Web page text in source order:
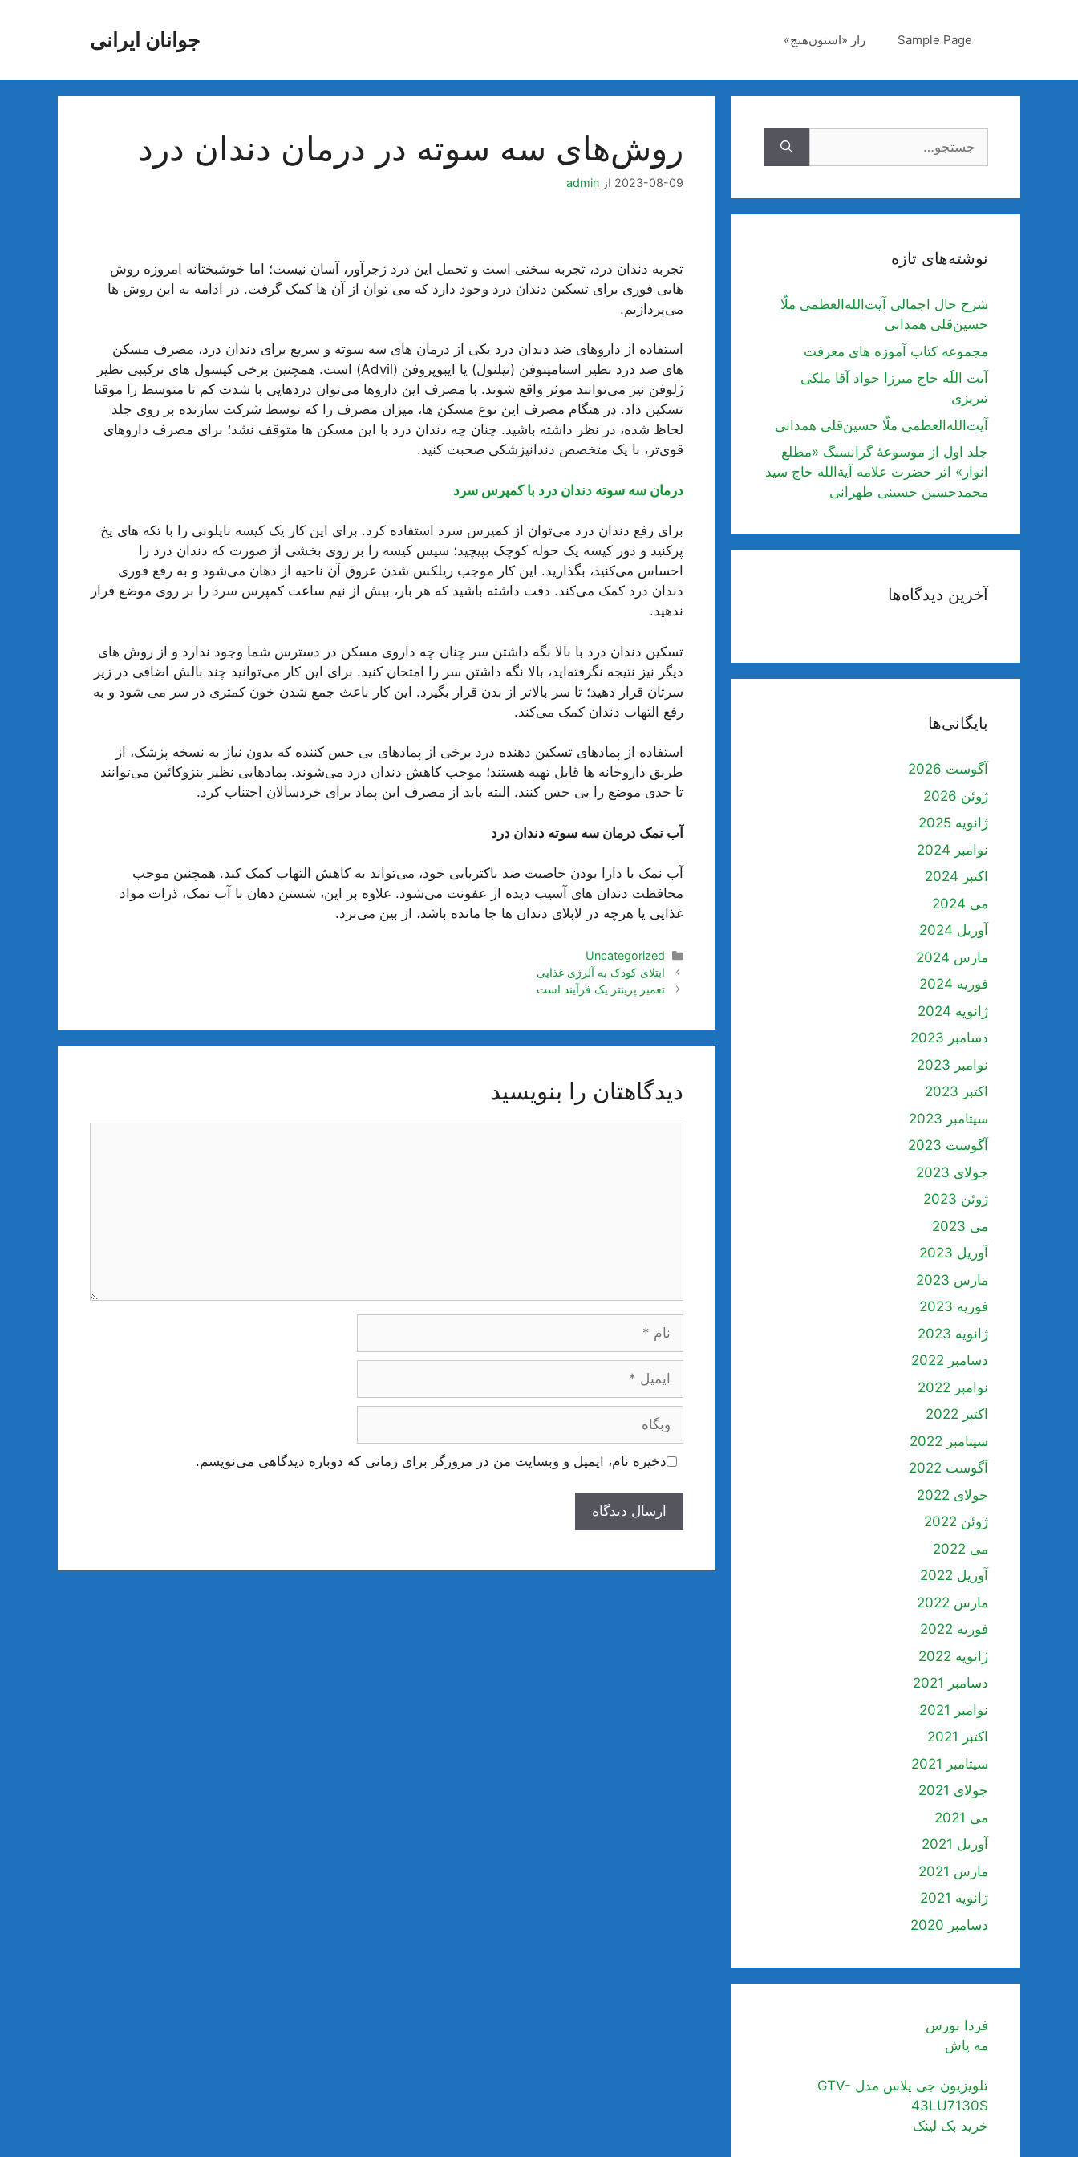
جوانان ایرانی Sample Page راز «استون‌هنج»
روش‌های سه سوته در درمان دندان درد
2023-08-09 از admin
تجربه دندان درد، تجربه سختی است و تحمل این درد زجرآور، آسان نیست؛ اما خوشبختانه امروزه روش
هایی فوری برای تسکین دندان درد وجود دارد که می توان از آن ها کمک گرفت. در ادامه به این روش ها
می‌پردازیم.
استفاده از داروهای ضد دندان درد یکی از درمان های سه سوته و سریع برای دندان درد، مصرف مسکن
های ضد درد نظیر استامینوفن (تیلنول) یا ایبوپروفن (Advil) است. همچنین برخی کپسول های ترکیبی نظیر
ژلوفن نیز می‌توانند موثر واقع شوند. با مصرف این داروها می‌توان دردهایی با شدت کم تا متوسط را موقتا
تسکین داد. در هنگام مصرف این نوع مسکن ها، میزان مصرف را که توسط شرکت سازنده بر روی جلد
لحاظ شده، در نظر داشته باشید. چنان چه دندان درد با این مسکن ها متوقف نشد؛ برای مصرف داروهای
قوی‌تر، با یک متخصص دندانپزشکی صحبت کنید.
درمان سه سوته دندان درد با کمپرس سرد
برای رفع دندان درد می‌توان از کمپرس سرد استفاده کرد. برای این کار یک کیسه نایلونی را با تکه های یخ
پرکنید و دور کیسه یک حوله کوچک بپیچید؛ سپس کیسه را بر روی بخشی از صورت که دندان درد را
احساس می‌کنید، بگذارید. این کار موجب ریلکس شدن عروق آن ناحیه از دهان می‌شود و به رفع فوری
دندان درد کمک می‌کند. دقت داشته باشید که هر بار، بیش از نیم ساعت کمپرس سرد را بر روی موضع قرار
ندهید.
تسکین دندان درد با بالا نگه داشتن سر چنان چه داروی مسکن در دسترس شما وجود ندارد و از روش های
دیگر نیز نتیجه نگرفته‌اید، بالا نگه داشتن سر را امتحان کنید. برای این کار می‌توانید چند بالش اضافی در زیر
سرتان قرار دهید؛ تا سر بالاتر از بدن قرار بگیرد. این کار باعث جمع شدن خون کمتری در سر می شود و به
رفع التهاب دندان کمک می‌کند.
استفاده از پمادهای تسکین دهنده درد برخی از پمادهای بی حس کننده که بدون نیاز به نسخه پزشک، از
طریق داروخانه ها قابل تهیه هستند؛ موجب کاهش دندان درد می‌شوند. پمادهایی نظیر بنزوکائین می‌توانند
تا حدی موضع را بی حس کنند. البته باید از مصرف این پماد برای خردسالان اجتناب کرد.
آب نمک درمان سه سوته دندان درد
آب نمک با دارا بودن خاصیت ضد باکتریایی خود، می‌تواند به کاهش التهاب کمک کند. همچنین موجب
محافظت دندان های آسیب دیده از عفونت می‌شود. علاوه بر این، شستن دهان با آب نمک، ذرات مواد
غذایی یا هرچه در لابلای دندان ها جا مانده باشد، از بین می‌برد.
دسته‌ها
Uncategorized
ناوبری
نوشته‌ها
ابتلای کودک به آلرژی غذایی
تعمیر پرینتر یک فرآیند است
دیدگاهتان را بنویسید
ایمیل
وبگاه
ذخیره نام، ایمیل و وبسایت من در مرورگر برای زمانی که دوباره دیدگاهی می‌نویسم.
نوشته‌های تازه
شرح حال اجمالی آیت‌الله‌العظمی ملّا
حسین‌قلی همدانی
مجموعه کتاب آموزه های معرفت
آیت اللَه حاج میرزا جواد آقا ملکی
تبریزی
آیت‌الله‌العظمی ملّا حسین‌قلی همدانی
جلد اول از موسوعۀ گرانسنگ «مطلع
انوار» اثر حضرت علامه آیة‌الله حاج سید
محمدحسین حسینی طهرانی
آخرین دیدگاه‌ها
بایگانی‌ها
آگوست 2026
ژوئن 2026
ژانویه 2025
نوامبر 2024
اکتبر 2024
می 2024
آوریل 2024
مارس 2024
فوریه 2024
ژانویه 2024
دسامبر 2023
نوامبر 2023
اکتبر 2023
سپتامبر 2023
آگوست 2023
جولای 2023
ژوئن 2023
می 2023
آوریل 2023
مارس 2023
فوریه 2023
ژانویه 2023
دسامبر 2022
نوامبر 2022
اکتبر 2022
سپتامبر 2022
آگوست 2022
جولای 2022
ژوئن 2022
می 2022
آوریل 2022
مارس 2022
فوریه 2022
ژانویه 2022
دسامبر 2021
نوامبر 2021
اکتبر 2021
سپتامبر 2021
جولای 2021
می 2021
آوریل 2021
مارس 2021
ژانویه 2021
دسامبر 2020
فردا بورس
مه پاش
تلویزیون جی پلاس مدل GTV-
43LU7130S
خرید بک لینک